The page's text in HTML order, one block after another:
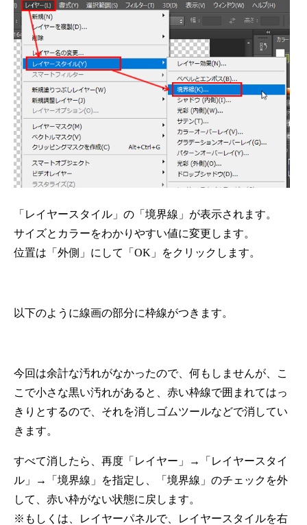
「レイヤースタイル」の「境界線」が表示されます。
サイズとカラーをわかりやすい値に変更します。
位置は「外側」にして「OK」をクリックします。
以下のように線画の部分に枠線がつきます。
今回は余計な汚れがなかったので、何もしませんが、こ
こで小さな黒い汚れがあると、赤い枠線で囲まれてはっ
きりとするので、それを消しゴムツールなどで消してい
きます。
すべて消したら、再度「レイヤー」→「レイヤースタイ
ル」→「境界線」を指定し、「境界線」のチェックを外
して、赤い枠がない状態に戻します。
※もしくは、レイヤーパネルで、レイヤースタイルを右